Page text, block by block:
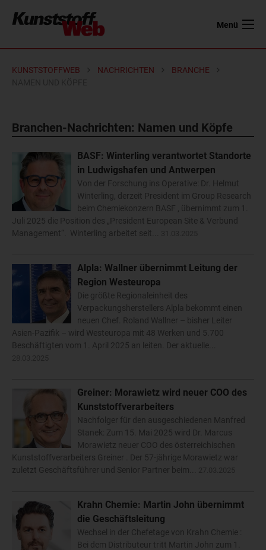
Menü
KUNSTSTOFFWEB NACHRICHTEN
BRANCHE
Branchen-Nachrichten: Namen und Köpfe
BASF: Winterling verantwortet Standorte
in Ludwigshafen und Antwerpen
Von der Forschung ins Operative: Dr. Helmut
Winterling, derzeit President im Group Research
beim Chemiekonzern BASF , übernimmt zum 1.
Juli 2025 die Position des „President European Site & Verbund
Management“. Winterling arbeitet seit...
Alpla: Wallner übernimmt Leitung der
Region Westeuropa
Die größte Regionaleinheit des
Verpackungsherstellers Alpla bekommt einen
neuen Chef. Roland Wallner – bisher Leiter
Asien-Pazifik – wird Westeuropa mit 48 Werken und 5.700
Beschäftigten vom 1. April 2025 an leiten. Der aktuelle...
Greiner: Morawietz wird neuer COO des
Kunststoffverarbeiters
Nachfolger für den ausgeschiedenen Manfred
Stanek: Zum 15. Mai 2025 wird Dr. Marcus
Morawietz neuer COO des österreichischen
Kunststoffverarbeiters Greiner . Der 57-jährige Morawietz war
zuletzt Geschäftsführer und Senior Partner beim...
Krahn Chemie: Martin John übernimmt
die Geschäftsleitung
Wechsel in der Chefetage von Krahn Chemie :
Bei dem Distributeur tritt Martin John zum 1.